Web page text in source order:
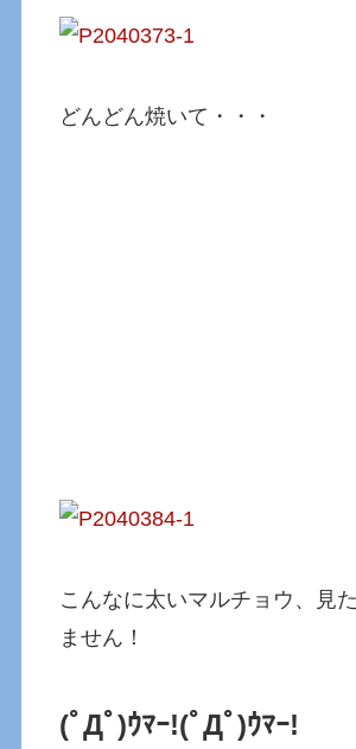
どんどん焼いて・・・
こんなに太いマルチョウ、見
ません！
(ﾟДﾟ)ｳﾏｰ!(ﾟДﾟ)ｳﾏｰ!